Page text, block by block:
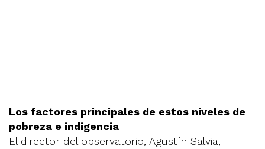
Los factores principales de estos niveles de
pobreza e indigencia
El director del observatorio, Agustín Salvia,